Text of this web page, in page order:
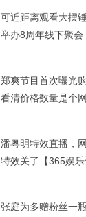
可近距离观看大摆
举办8周年线下聚会
铁粉齐聚长沙【
郑爽节目首次曝光
看清价格数量是个
手没错了【365娱
潘粤明特效直播，
特效关了【365娱
张庭为多赠粉丝一